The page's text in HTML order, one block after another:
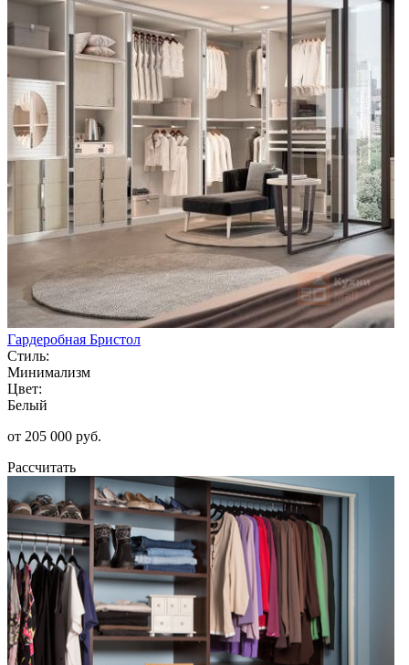
Гардеробная Бристол
Стиль:
Минимализм
Цвет:
Белый
от 205 000 руб.
Рассчитать